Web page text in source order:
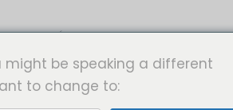
INÍCIO PROGRAMAS
be speaking a different
to change to: